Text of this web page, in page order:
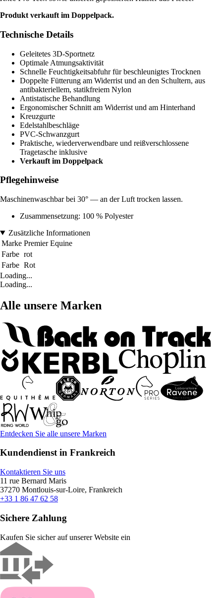
Produkt verkauft im Doppelpack.
Technische Details
Geleitetes 3D-Sportnetz
Optimale Atmungsaktivität
Schnelle Feuchtigkeitsabfuhr für beschleunigtes Trocknen
Doppelte Fütterung am Widerrist und an den Schultern, aus
antibakteriellem, statikfreiem Nylon
Antistatische Behandlung
Ergonomischer Schnitt am Widerrist und am Hinterhand
Kreuzgurte
Edelstahlbeschläge
PVC-Schwanzgurt
Praktische, wiederverwendbare und reißverschlossene
Tragetasche inklusive
Verkauft im Doppelpack
Pflegehinweise
Maschinenwaschbar bei 30° — an der Luft trocken lassen.
Zusammensetzung: 100 % Polyester
Zusätzliche Informationen
Marke Premier Equine
Farbe rot
Farbe Rot
Loading...
Loading...
Alle unsere Marken
Entdecken Sie alle unsere Marken
Kundendienst in Frankreich
Kontaktieren Sie uns
11 rue Bernard Maris
37270 Montlouis-sur-Loire, Frankreich
+33 1 86 47 62 58
Sichere Zahlung
Kaufen Sie sicher auf unserer Website ein